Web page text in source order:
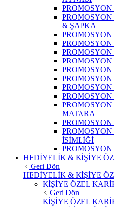
PROMOSYON
& ŞAPKA
PROMOSYON
PROMOSYON
PROMOSYON
PROMOSYON
MATARA
İSİMLİĞİ
HEDİYELİK & KİŞİYE
Geri Dön
HEDİYELİK & KİŞİYE
KİŞİYE ÖZEL
Geri Dön
KİŞİYE ÖZEL